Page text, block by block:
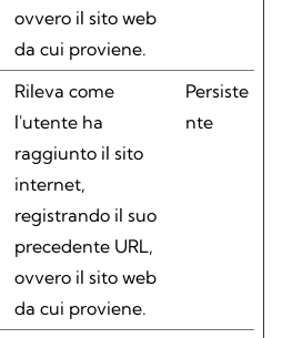
ovvero il sito web
da cui proviene.
Rileva come
l'utente ha
raggiunto il sito
internet,
registrando il suo
precedente URL,
ovvero il sito web
da cui proviene.
Persiste
nte